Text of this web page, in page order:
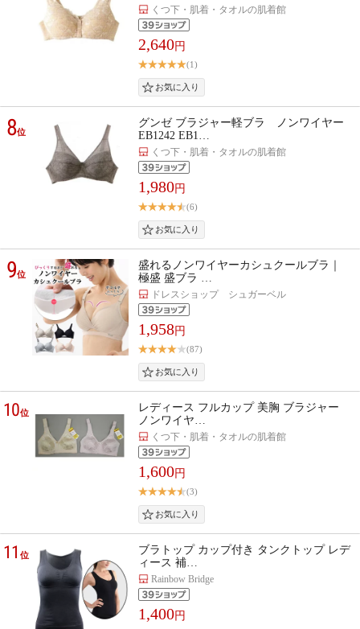
くつ下・肌着・タオルの肌着館
2,640円
(1)
8位
グンゼ ブラジャー軽ブラ ノンワイヤー
EB1242 EB1…
くつ下・肌着・タオルの肌着館
1,980円
(6)
9位
盛れるノンワイヤーカシュクールブラ｜
極盛 盛ブラ …
ドレスショップ シュガーベル
1,958円
(87)
10位
レディース フルカップ 美胸 ブラジャー
ノンワイヤ…
くつ下・肌着・タオルの肌着館
1,600円
(3)
11位
ブラトップ カップ付き タンクトップ レデ
ィース 補…
Rainbow Bridge
1,400円